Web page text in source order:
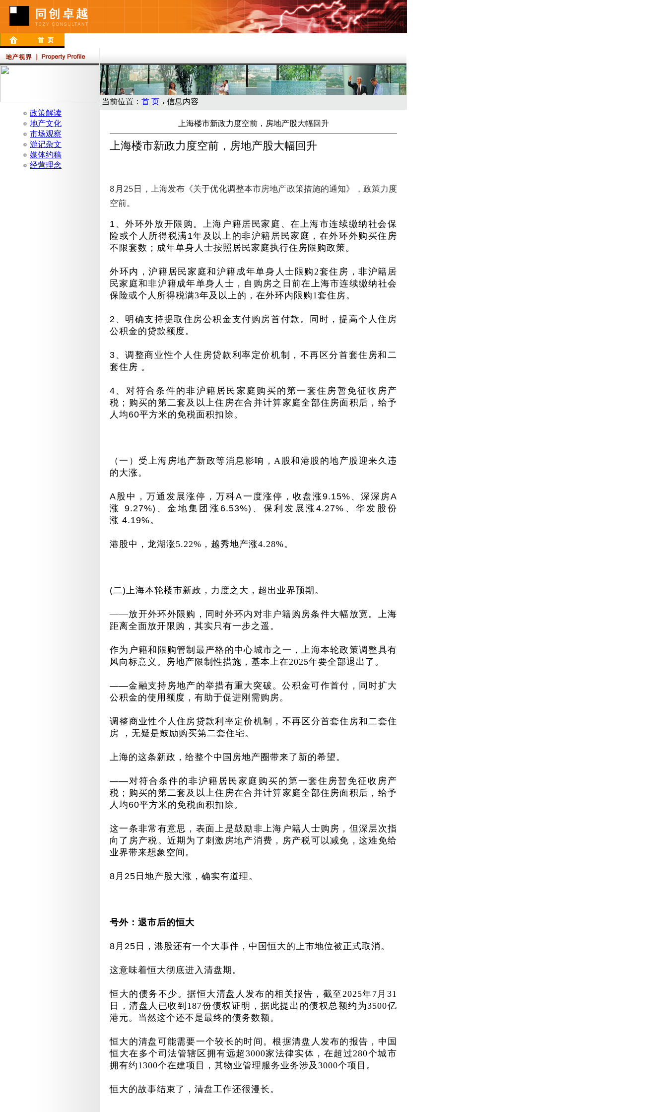
政策解读
地产文化
市场观察
游记杂文
媒体约稿
经营理念
当前位置： 首 页 信息内容
上海楼市新政力度空前，房地产股大幅回升
上海楼市新政力度空前，房地产股大幅回升
8月25日，上海发布《关于优化调整本市房地产政策措施的通知》，政策力度
空前。
1 、外环外放开限购。上海户籍居民家庭、在上海市连续缴纳社会保
险或个人所得税满1年及以上的非沪籍居民家庭，在外环外购买住房
不限套数；成年单身人士按照居民家庭执行住房限购政策。
外环内，沪籍居民家庭和沪籍成年单身人士限购2套住房，非沪籍居
民家庭和非沪籍成年单身人士，自购房之日前在上海市连续缴纳社会
保险或个人所得税满3年及以上的，在外环内限购1套住房。
2 、明确支持提取住房公积金支付购房首付款。同时，提高个人住房
公积金的贷款额度。
3 、调整商业性个人住房贷款利率定价机制，不再区分首套住房和二
套住房 。
4 、对符合条件的非沪籍居民家庭购买的第一套住房暂免征收房产
税；购买的第二套及以上住房在合并计算家庭全部住房面积后，给予
人均60平方米的免税面积扣除。
（一）受上海房地产新政等消息影响，A股和港股的地产股迎来久违
的大涨。
A股中，万通发展涨停，万科A一度涨停，收盘涨9.15% 、深深房A
涨 9.27%) 、金地集团 涨 6.53%) 、保利发展涨4.27% 、华发股份
涨 4.19%。
港股中，龙湖涨5.22% ，越秀地产涨4.28%。
(二)上海本轮楼市新政，力度之大，超出业界预期。
——放开外环外限购，同时外环内对非户籍购房条件大幅放宽。上海
距离全面放开限购，其实只有一步之遥。
作为户籍和限购管制最严格的中心城市之一，上海本轮政策调整具有
风向标意义。房地产限制性措施，基本上在2025年要全部退出了。
——金融支持房地产的举措有重大突破。公积金可作首付，同时扩大
公积金的使用额度，有助于促进刚需购房。
调整商业性个人住房贷款利率定价机制，不再区分首套住房和二套住
房 ，无疑是鼓励购买第二套住宅。
上海的这条新政，给整个中国房地产圈带来了新的希望。
——对符合条件的非沪籍居民家庭购买的第一套住房暂免征收房产
税；购买的第二套及以上住房在合并计算家庭全部住房面积后，给予
人均60平方米的免税面积扣除。
这一条非常有意思，表面上是鼓励非上海户籍人士购房，但深层次指
向了房产税。近期为了刺激房地产消费，房产税可以减免，这难免给
业界带来想象空间。
8 月 25 日地产股大涨，确实有道理。
号外：退市后的恒大
8 月 25 日，港股还有一个大事件，中国恒大的上市地位被正式取消。
这意味着恒大彻底进入清盘期。
恒大的债务不少。据恒大清盘人发布的相关报告，截至2025年7 月31
日，清盘人已收到 187份债权证明，据此提出的债权总额约为3500亿
港元。当然这个还不是最终的债务数额。
恒大的清盘可能需要一个较长的时间。根据清盘人发布的报告，中国
恒大在多个司法管辖区拥有远超 3000家法律实体，在超过280个城市
拥有约1300个在建项目，其物业管理服务业务涉及 3000个项目。
恒大的故事结束了，清盘工作还很漫长。